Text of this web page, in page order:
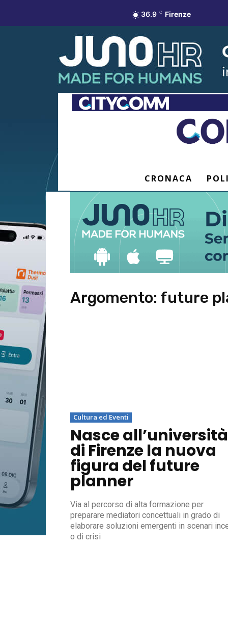
36.9 C Firenze
CRONACA
Argomento: future
Cultura ed Eventi
Nasce all’università
di Firenze la nuova
figura del future
planner
Via al percorso di alta formazione per
preparare mediatori concettuali in grado di
elaborare soluzioni emergenti in scenari
o di crisi